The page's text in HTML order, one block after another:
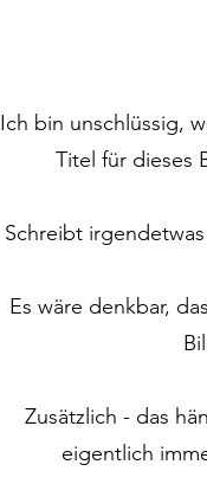
Ich bin unschlüssig,
Titel für dieses
Schreibt
Es wäre denkbar,
Zusätzlich - das
eigentlich